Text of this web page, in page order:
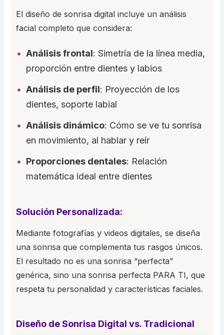
El diseño de sonrisa digital incluye un análisis
facial completo que considera:
Análisis frontal: Simetría de la línea media,
proporción entre dientes y labios
Análisis de perfil: Proyección de los
dientes, soporte labial
Análisis dinámico: Cómo se ve tu sonrisa
en movimiento, al hablar y reír
Proporciones dentales: Relación
matemática ideal entre dientes
Solución Personalizada:
Mediante fotografías y videos digitales, se diseña
una sonrisa que complementa tus rasgos únicos.
El resultado no es una sonrisa “perfecta”
genérica, sino una sonrisa perfecta PARA TI, que
respeta tu personalidad y características faciales.
Diseño de Sonrisa Digital vs. Tradicional